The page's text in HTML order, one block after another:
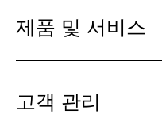
제품 및 서비스
고객 관리